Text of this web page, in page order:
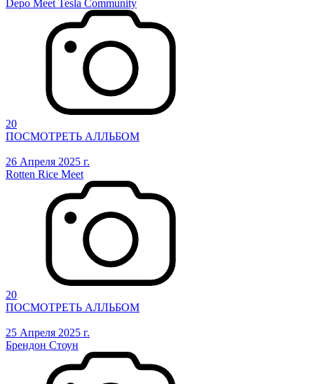
Depo Meet Tesla Community
20
ПОСМОТРЕТЬ АЛЛЬБОМ
26 Апреля 2025 г.
Rotten Rice Meet
20
ПОСМОТРЕТЬ АЛЛЬБОМ
25 Апреля 2025 г.
Брендон Стоун